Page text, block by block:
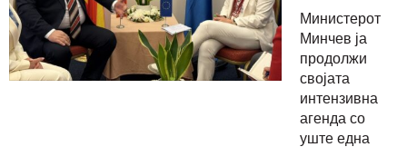
комисија:
во
фокусот
на
Министерот
Минчев ја
продолжи
својата
интензивна
агенда со
уште една